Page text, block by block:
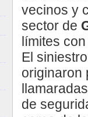
vecinos y
sector de
límites
El
originaron
de